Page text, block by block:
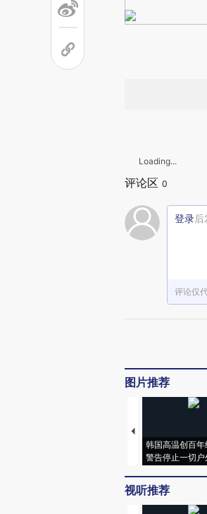
Loading...
评论区 0
登录
评论仅
图片推荐
韩国高温创百年
警告停止一切户
视听推荐